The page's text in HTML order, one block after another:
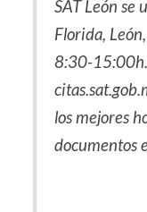
SAT León se
Florida,
8:30-
los mejores
documentos